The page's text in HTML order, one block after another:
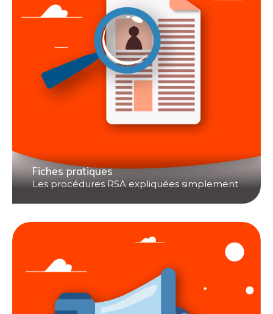
Fiches pratiques
Les procédures RSA expliquées simplement